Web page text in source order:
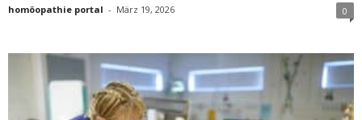
homöopathie portal - März 19, 2026 0